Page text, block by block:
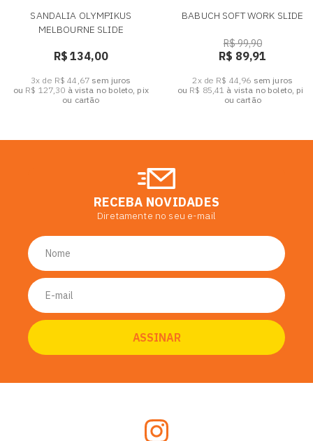
SANDALIA OLYMPIKUS
MELBOURNE SLIDE
R$ 134,00
3x de R$ 44,67 sem juros
ou R$ 127,30 à vista no boleto, pix
ou cartão
BABUCH SOFT WORK SLIDE
R$ 99,90
R$ 89,91
2x de R$ 44,96 sem juros
ou R$ 85,41 à vista no boleto, pix
ou cartão
RECEBA NOVIDADES
Diretamente no seu e-mail